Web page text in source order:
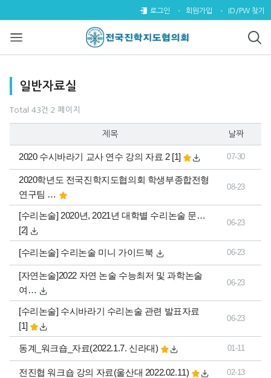
일반자료실 2 페이지
로그인 회원가입 ID/PW 찾기
일반자료실
Total 43건 2 페이지
제목 날짜
2020 수시바라기 교사 연수 강의 자료 2 댓글
[1]개 07-30
2020학년도 전국진학지도협의회 학생부종합전형
연구팀 …
08-23
[수리논술] 2020년, 2021년 대학별 수리논술 문…
[2]개
06-23
[수리논술] 수리논술 미니 가이드북 06-23
[자연논술]2022 자연 논술 수능최저 및 과학논술
여…
06-23
[수리논술] 수시바라기 수리논술 관련 발표자료
[1]개
06-23
동계_워크숍_자료(2022.1.7. 신라대) 01-11
전진협 워크숍 강의 자료(울산대 2022.02.11) 02-13